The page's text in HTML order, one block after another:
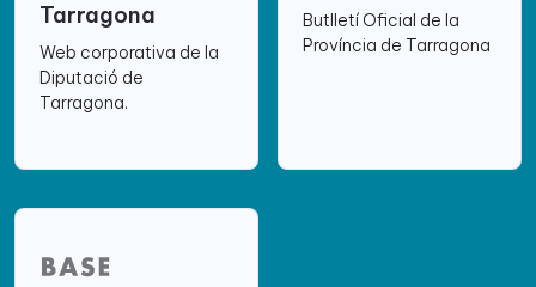
Tarragona
Web corporativa de la
Diputació de
Tarragona.
Butlletí Oficial de la
Província de Tarragona